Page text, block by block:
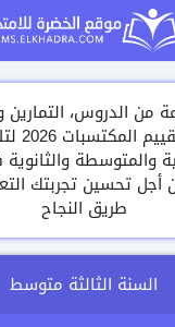
من الدروس،
والمتوسطة
أجل تحسين تجربتك
طريق النجاح
السنة الثالثة متوسط